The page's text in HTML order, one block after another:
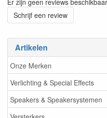
Artikelen
Onze Merken
Verlichting & Special Effects
Speakers & Speakersystemen
Er zijn geen reviews
Schrijf een review